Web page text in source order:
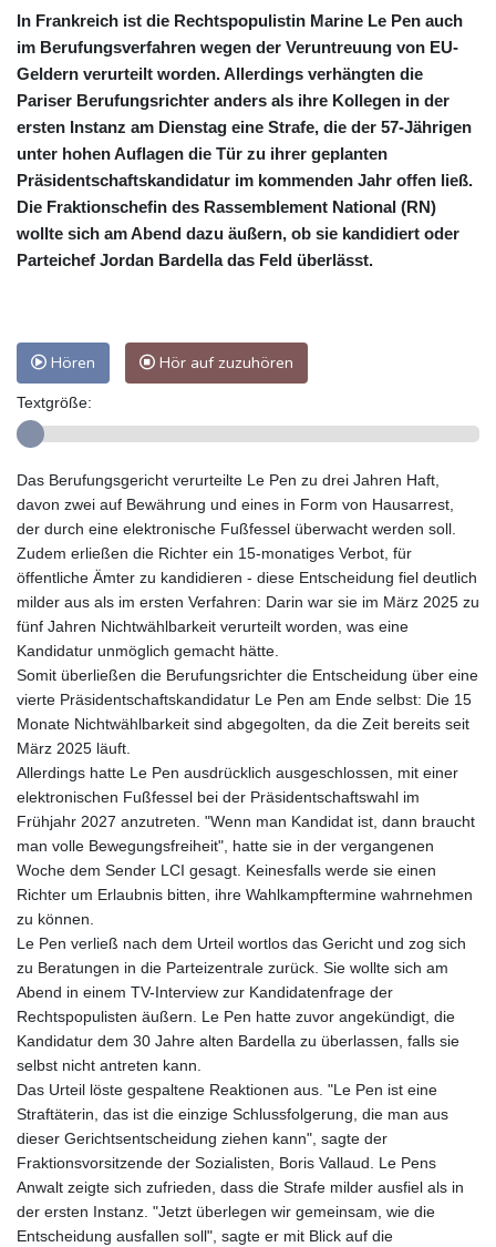
In Frankreich ist die Rechtspopulistin Marine Le Pen auch
im Berufungsverfahren wegen der Veruntreuung von EU-
Geldern verurteilt worden. Allerdings verhängten die
Pariser Berufungsrichter anders als ihre Kollegen in der
ersten Instanz am Dienstag eine Strafe, die der 57-Jährigen
unter hohen Auflagen die Tür zu ihrer geplanten
Präsidentschaftskandidatur im kommenden Jahr offen ließ.
Die Fraktionschefin des Rassemblement National (RN)
wollte sich am Abend dazu äußern, ob sie kandidiert oder
Parteichef Jordan Bardella das Feld überlässt.
Hören Hör auf zuzuhören
Textgröße:
Das Berufungsgericht verurteilte Le Pen zu drei Jahren Haft,
davon zwei auf Bewährung und eines in Form von Hausarrest,
der durch eine elektronische Fußfessel überwacht werden soll.
Zudem erließen die Richter ein 15-monatiges Verbot, für
öffentliche Ämter zu kandidieren - diese Entscheidung fiel deutlich
milder aus als im ersten Verfahren: Darin war sie im März 2025 zu
fünf Jahren Nichtwählbarkeit verurteilt worden, was eine
Kandidatur unmöglich gemacht hätte.
Somit überließen die Berufungsrichter die Entscheidung über eine
vierte Präsidentschaftskandidatur Le Pen am Ende selbst: Die 15
Monate Nichtwählbarkeit sind abgegolten, da die Zeit bereits seit
März 2025 läuft.
Allerdings hatte Le Pen ausdrücklich ausgeschlossen, mit einer
elektronischen Fußfessel bei der Präsidentschaftswahl im
Frühjahr 2027 anzutreten. "Wenn man Kandidat ist, dann braucht
man volle Bewegungsfreiheit", hatte sie in der vergangenen
Woche dem Sender LCI gesagt. Keinesfalls werde sie einen
Richter um Erlaubnis bitten, ihre Wahlkampftermine wahrnehmen
zu können.
Le Pen verließ nach dem Urteil wortlos das Gericht und zog sich
zu Beratungen in die Parteizentrale zurück. Sie wollte sich am
Abend in einem TV-Interview zur Kandidatenfrage der
Rechtspopulisten äußern. Le Pen hatte zuvor angekündigt, die
Kandidatur dem 30 Jahre alten Bardella zu überlassen, falls sie
selbst nicht antreten kann.
Das Urteil löste gespaltene Reaktionen aus. "Le Pen ist eine
Straftäterin, das ist die einzige Schlussfolgerung, die man aus
dieser Gerichtsentscheidung ziehen kann", sagte der
Fraktionsvorsitzende der Sozialisten, Boris Vallaud. Le Pens
Anwalt zeigte sich zufrieden, dass die Strafe milder ausfiel als in
der ersten Instanz. "Jetzt überlegen wir gemeinsam, wie die
Entscheidung ausfallen soll", sagte er mit Blick auf die